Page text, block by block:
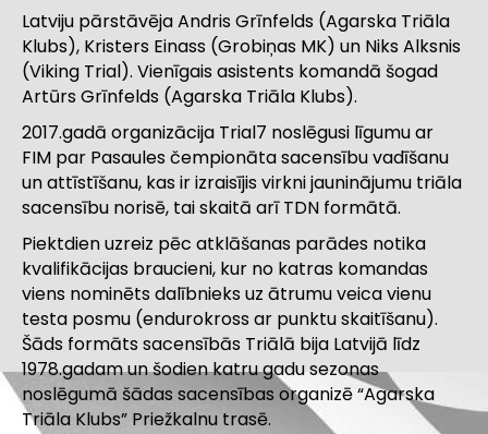
Latviju pārstāvēja Andris Grīnfelds (Agarska Triāla
Klubs), Kristers Einass (Grobiņas MK) un Niks Alksnis
(Viking Trial). Vienīgais asistents komandā šogad
Artūrs Grīnfelds (Agarska Triāla Klubs).
2017.gadā organizācija Trial7 noslēgusi līgumu ar
FIM par Pasaules čempionāta sacensību vadīšanu
un attīstīšanu, kas ir izraisījis virkni jauninājumu triāla
sacensību norisē, tai skaitā arī TDN formātā.
Piektdien uzreiz pēc atklāšanas parādes notika
kvalifikācijas braucieni, kur no katras komandas
viens nominēts dalībnieks uz ātrumu veica vienu
testa posmu (endurokross ar punktu skaitīšanu).
Šāds formāts sacensībās Triālā bija Latvijā līdz
1978.gadam un šodien katru gadu sezonas
noslēgumā šādas sacensības organizē “Agarska
Triāla Klubs” Priežkalnu trasē.